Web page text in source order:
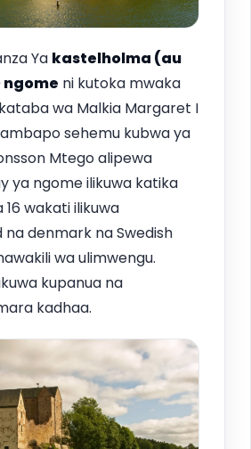
Ya kastelholma (au
ngome ni kutoka mwaka
wa Malkia Margaret I
sehemu kubwa ya
Mtego alipewa
ya ngome ilikuwa katika
16 wakati ilikuwa
denmark na Swedish
wa ulimwengu.
kupanua na
kadhaa.